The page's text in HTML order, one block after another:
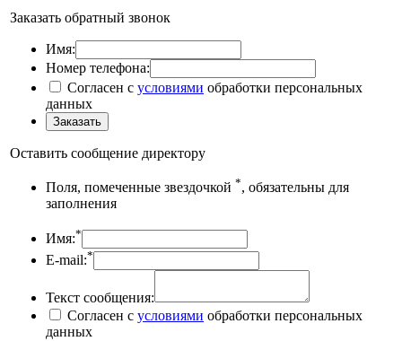
Заказать обратный звонок
Имя:
Номер телефона:
Согласен с условиями обработки персональных
данных
Оставить сообщение директору
Поля, помеченные звездочкой *, обязательны для
заполнения
Имя:*
E-mail:*
Текст сообщения:
Согласен с условиями обработки персональных
данных